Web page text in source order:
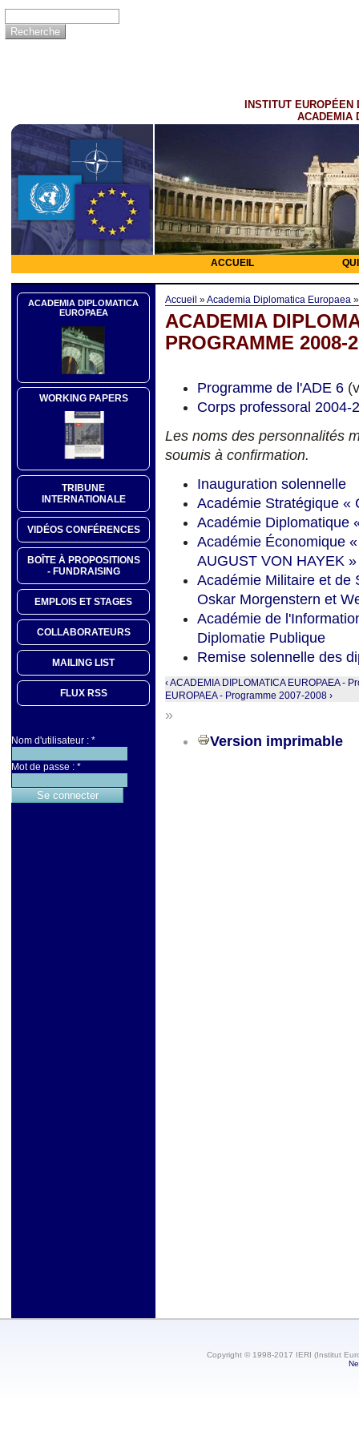
INSTITUT EUROPÉEN
ACADEMIA
ACCUEIL
ACADEMIA DIPLOMATICA
EUROPAEA
WORKING PAPERS
TRIBUNE
INTERNATIONALE
VIDÉOS CONFÉRENCES
BOÎTE À PROPOSITIONS
- FUNDRAISING
EMPLOIS ET STAGES
COLLABORATEURS
MAILING LIST
FLUX RSS
Nom d'utilisateur : *
Mot de passe : *
Accueil »Academia Diplomatica Europaea
ACADEMIA
PROGRAMME 2008-
Programme de l'ADE 6
Corps professoral 2004-
Les noms des personnalités
soumis à confirmation.
Inauguration solennelle
Académie Stratégique «
Académie Diplomatique
Académie Économique
AUGUST VON HAYEK »
Académie Militaire et de
Oskar Morgenstern et
Académie de
Diplomatie Publique
Remise solennelle des
‹ ACADEMIA DIPLOMATICA EUROPAEA -
EUROPAEA - Programme 2007-2008 ›
»
Version imprimable
Copyright © 1998-2017 IERI (Institut